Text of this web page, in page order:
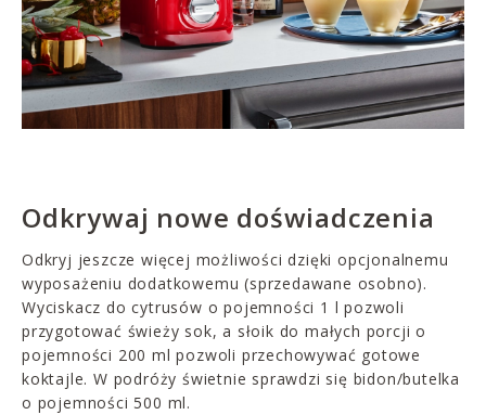
Odkrywaj nowe doświadczenia
Odkryj jeszcze więcej możliwości dzięki opcjonalnemu
wyposażeniu dodatkowemu (sprzedawane osobno).
Wyciskacz do cytrusów o pojemności 1 l pozwoli
przygotować świeży sok, a słoik do małych porcji o
pojemności 200 ml pozwoli przechowywać gotowe
koktajle. W podróży świetnie sprawdzi się bidon/butelka
o pojemności 500 ml.